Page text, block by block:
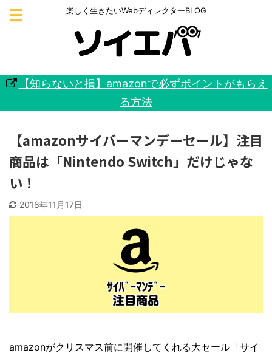
楽しく生きたいWebディレクターBLOG
【知らないと損】amazonで必ずポイントがもらえ
る方法
【amazonサイバーマンデーセール】注目
商品は「Nintendo Switch」だけじゃな
い！
2018年11月17日
amazonがクリスマス前に開催してくれる大セール「サイ